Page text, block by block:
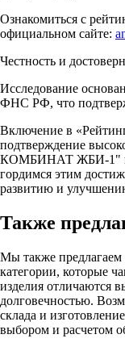
Ознакомиться с
официальном сайте:
Честность и
Исследование
ФНС РФ, что
Включение в
подтверждение
КОМБИНАТ ЖБИ-1" и
гордимся этим
развитию и
Также
Мы также
категории, которые
изделия отличаются
долговечностью.
склада и
выбором и расчетом